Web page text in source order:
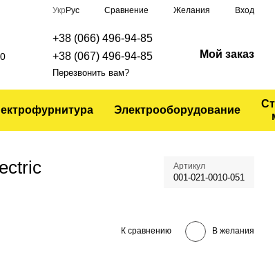
Укр Рус Сравнение Желания Вход
+38 (066) 496-94-85
+38 (067) 496-94-85
Перезвонить вам?
Мой заказ
Электрооборудование
Артикул
001-021-0010-051
К сравнению В желания